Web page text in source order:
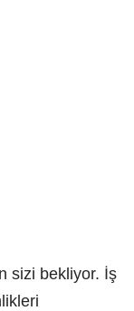
sizi bekliyor. İş